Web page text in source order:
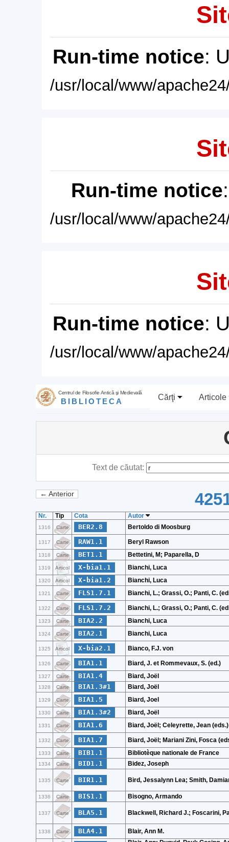
Run-time notice:
/usr/local/www/
Run-time notice
/usr/local/www/
Run-time notice:
/usr/local/www/
Centrul de Filosofie Antică şi Medievală
BIBLIOTECA Cărţi Articole
Text de căutat:
← Anterior
Nr. Tip Cota Autor
1316 Carte BER2.8 Bertoldo di Moosburg
1317 Carte RAW1.1 Beryl Rawson
1318 Carte BET1.1 Bettetini, M; Paparella, D
1319 Articol X-bia1.1 Bianchi, Luca
1320 Articol X-bia1.2 Bianchi, Luca
1321 Carte FLS1.7.1 Bianchi, L.; Grassi, O.; Panti, C.
1322 Carte FLS1.7.2 Bianchi, L.; Grassi, O.; Panti, C.
1323 Carte BIA2.2 Bianchi, Luca
1324 Carte BIA2.1 Bianchi, Luca
1325 Articol X-bia2.1 Bianco, F.J. von
1326 Carte BIA1.1 Biard, J. et Rommevaux, S. (ed.)
1327 Carte BIA1.4 Biard, Joël
1328 Carte BIA1.3#1 Biard, Joël
1329 Carte BIA1.5 Biard, Joel
1330 Carte BIA1.3#2 Biard, Joël
1331 Carte BIA1.6 Biard, Joël; Celeyrette, Jean (eds.)
1332 Carte BIA1.7 Biard, Joël; Mariani Zini, Fosca
1333 Carte BIB1.1 Bibliotèque nationale de France
1334 Carte BID1.1 Bidez, Joseph
1335 Carte BIR1.1 Bird, Jessalynn Lea; Smith,
1336 Carte BIS1.1 Bisogno, Armando
1337 Carte BLA5.1 Blackwell, Richard J.; Foscarini,
1338 Carte BLA4.1 Blair, Ann M.